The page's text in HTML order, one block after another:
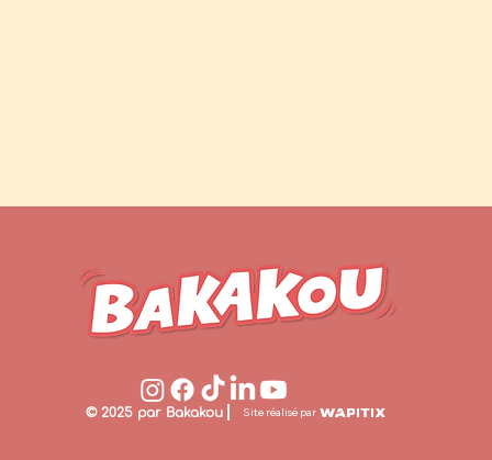
© 2025 par Bakakou Site réalisé par